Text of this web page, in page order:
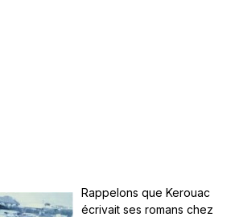
Rappelons que Kerouac
écrivait ses romans chez